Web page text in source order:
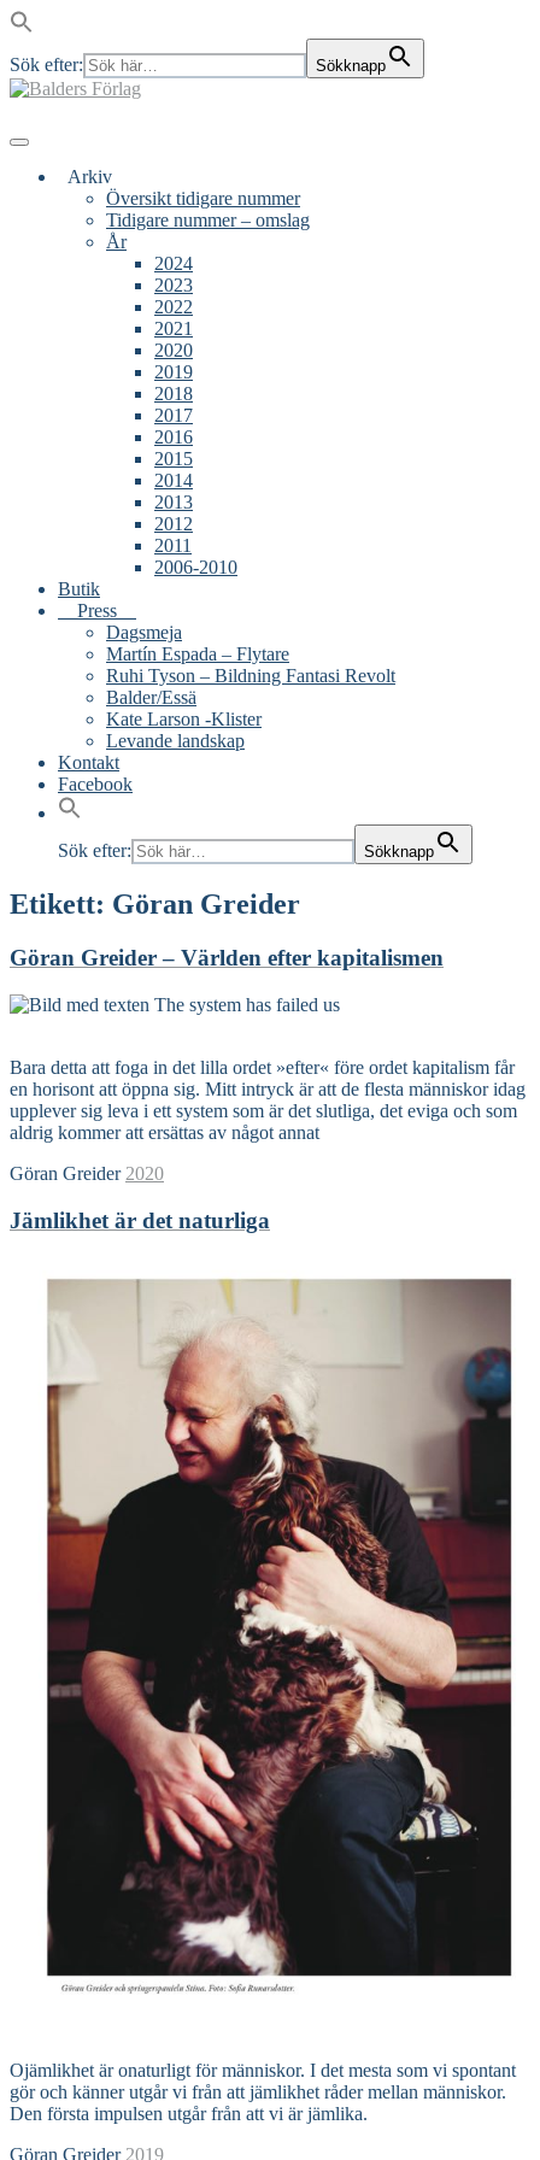
Sök efter: Sökknapp
Skip
Menu
Arkiv
Översikt tidigare nummer
Tidigare nummer – omslag
År
2024
2023
2022
2021
2020
2019
2018
2017
2016
2015
2014
2013
2012
2011
2006-2010
Butik
Press
Dagsmeja
Martín Espada – Flytare
Ruhi Tyson – Bildning Fantasi Revolt
Balder/Essä
Kate Larson -Klister
Levande landskap
Kontakt
Facebook
Sök efter: Sökknapp
Etikett: Göran Greider
Göran Greider – Världen efter kapitalismen
Bara detta att foga in det lilla ordet »efter« före ordet kapitalism får
en horisont att öppna sig. Mitt intryck är att de flesta människor idag
upplever sig leva i ett system som är det slutliga, det eviga och som
aldrig kommer att ersättas av något annat
Göran Greider 2020
Jämlikhet är det naturliga
Ojämlikhet är onaturligt för människor. I det mesta som vi spontant
gör och känner utgår vi från att jämlikhet råder mellan människor.
Den första impulsen utgår från att vi är jämlika.
Göran Greider 2019